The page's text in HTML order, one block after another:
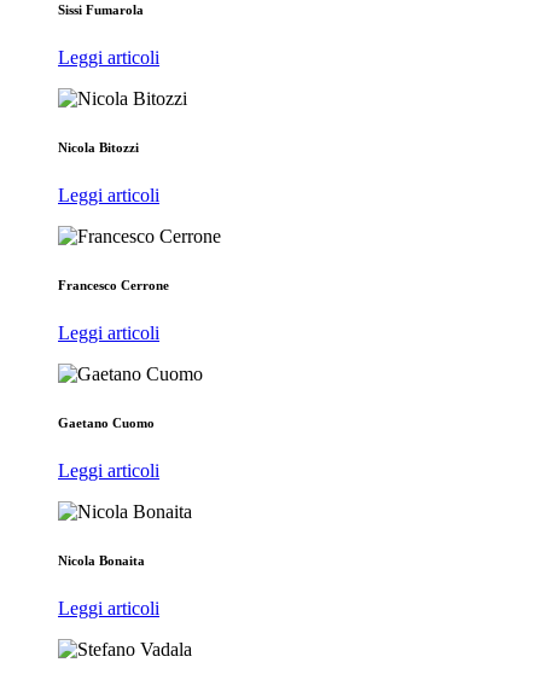
Sissi Fumarola
Leggi articoli
Nicola Bitozzi
Leggi articoli
Francesco Cerrone
Leggi articoli
Gaetano Cuomo
Leggi articoli
Nicola Bonaita
Leggi articoli